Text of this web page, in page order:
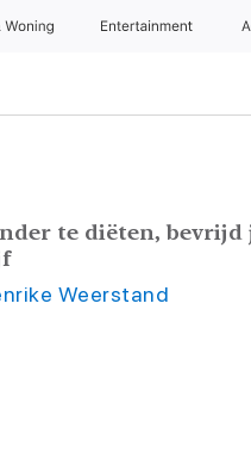
Woning Entertainment
te diëten,
Weerstand